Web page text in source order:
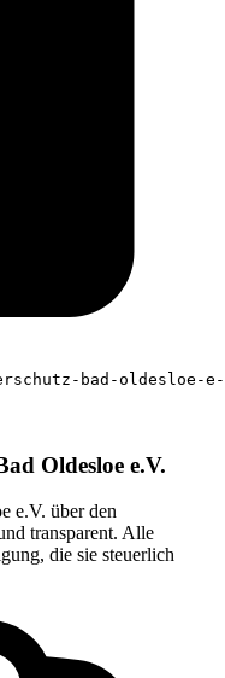
bad-oldesloe-e-
Oldesloe e.V.
e.V. über den
transparent. Alle
die sie steuerlich